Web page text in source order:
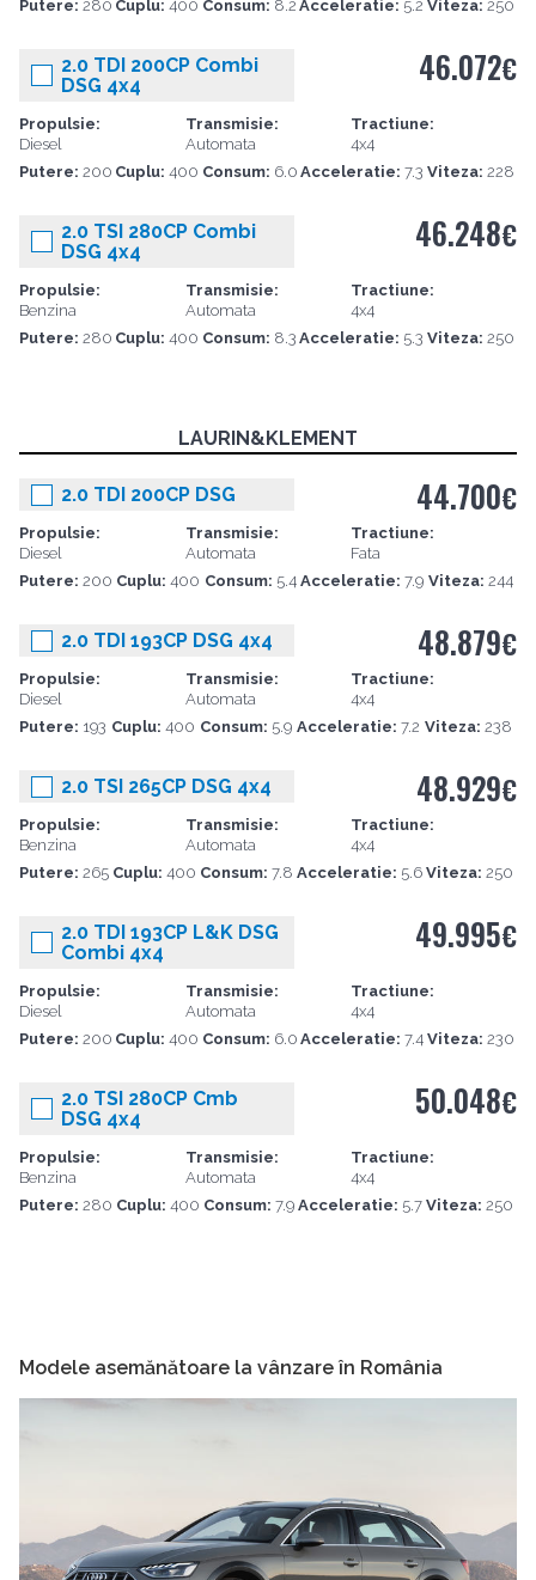
Putere: 280 Cuplu:400 Consum: 8.2 Acceleratie: 5.2 Viteza: 250
2.0 TDI 200CP Combi
DSG 4x4
Propulsie:
Diesel
Transmisie:
Automata
Tractiune:
4x4
Putere: 200 Cuplu:400 Consum: 6.0 Acceleratie:7.3 Viteza: 228
46.072€
2.0 TSI 280CP Combi
DSG 4x4
Propulsie:
Benzina
Transmisie:
Automata
Tractiune:
4x4
Putere: 280 Cuplu:400 Consum: 8.3 Acceleratie: 5.3 Viteza: 250
46.248€
LAURIN&KLEMENT
2.0 TDI 200CP DSG
Propulsie:
Diesel
Transmisie:
Automata
Tractiune:
Fata
Putere: 200 Cuplu:400 Consum: 5.4 Acceleratie:7.9 Viteza: 244
44.700€
2.0 TDI 193CP DSG 4x4
Propulsie:
Diesel
Transmisie:
Automata
Tractiune:
4x4
Putere: 193 Cuplu: 400 Consum: 5.9 Acceleratie: 7.2 Viteza: 238
48.879€
2.0 TSI 265CP DSG 4x4
Propulsie:
Benzina
Transmisie:
Automata
Tractiune:
4x4
Putere: 265 Cuplu: 400 Consum: 7.8 Acceleratie: 5.6 Viteza: 250
48.929€
2.0 TDI 193CP L&K DSG
Combi 4x4
Propulsie:
Diesel
Transmisie:
Automata
Tractiune:
4x4
Putere: 200 Cuplu:400 Consum: 6.0 Acceleratie:7.4 Viteza: 230
49.995€
2.0 TSI 280CP Cmb
DSG 4x4
Propulsie:
Benzina
Transmisie:
Automata
Tractiune:
4x4
Putere: 280 Cuplu: 400 Consum: 7.9 Acceleratie: 5.7 Viteza: 250
50.048€
Modele asemănătoare la vânzare în România